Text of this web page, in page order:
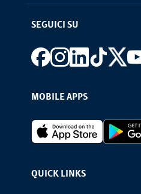
SEGUICI SU
Footer social
MOBILE APPS
Footer Apps
QUICK LINKS